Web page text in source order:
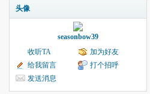
头像
seasonbow39
收听TA
加为好友
给我留言
打个招呼
发送消息